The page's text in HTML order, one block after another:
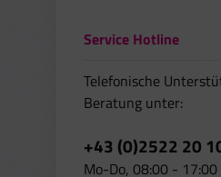
Service Hotline
Telefonische
Beratung unter:
+43 (0)2522 20
Mo-Do, 08:00 - 17:00